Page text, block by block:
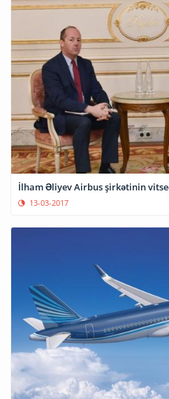
İlham Əliyev Airbus şirkətinin
13-03-2017